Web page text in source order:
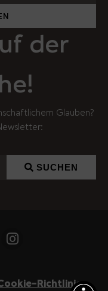
der
Glauben?
SUCHEN
Richtlinie